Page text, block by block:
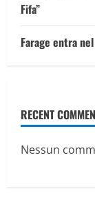
Fifa”
Farage entra
RECENT
Nessun